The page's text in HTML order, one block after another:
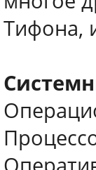
Тифона,